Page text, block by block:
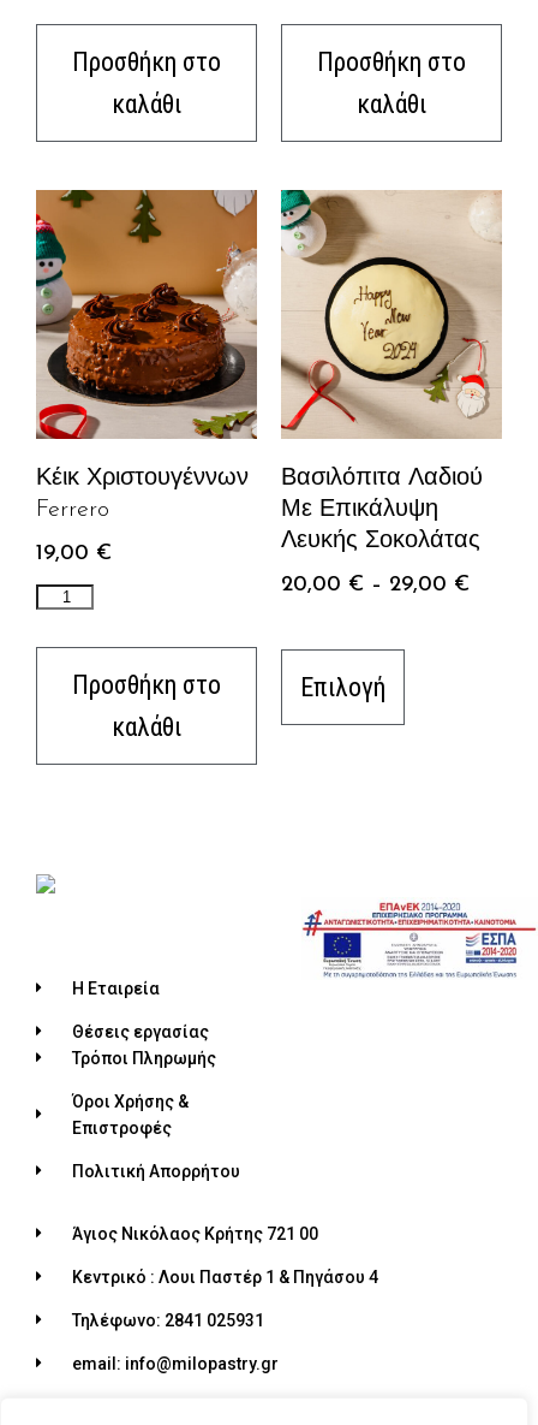
Προσθήκη στο
καλάθι
Προσθήκη στο
καλάθι
Κέικ Χριστουγέννων
Ferrero
19,00 €
Προσθήκη στο
καλάθι
Βασιλόπιτα Λαδιού
Με Επικάλυψη
Λευκής Σοκολάτας
20,00 € – 29,00 €
Επιλογή
Η Εταιρεία
Θέσεις εργασίας
Τρόποι Πληρωμής
Όροι Χρήσης &
Επιστροφές
Πολιτική Απορρήτου
Άγιος Νικόλαος Κρήτης 721 00
Κεντρικό : Λουι Παστέρ 1 & Πηγάσου 4
Τηλέφωνο: 2841 025931
email: info@milopastry.gr